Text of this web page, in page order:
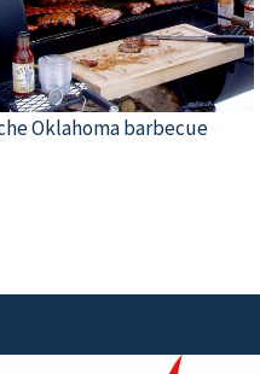
Oklahoma barbecue